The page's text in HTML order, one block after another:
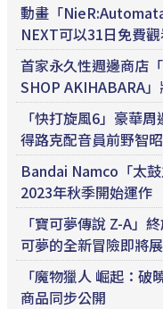
動畫「
NEXT可以31日免費觀
首家永久性週邊商店
SHOP AKIHABARA
「快打旋風6」豪華
得路克配音員前野智
Bandai Namco「太
2023年秋季開始運作
「寶可夢傳說 Z-A」
可夢的全新冒險即將
「魔物獵人 崛起：
商品同步公開